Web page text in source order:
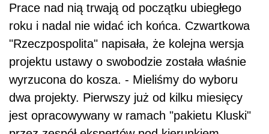
Prace nad nią trwają od początku ubiegłego
roku i nadal nie widać ich końca. Czwartkowa
"Rzeczpospolita" napisała, że kolejna wersja
projektu ustawy o swobodzie została właśnie
wyrzucona do kosza. - Mieliśmy do wyboru
dwa projekty. Pierwszy już od kilku miesięcy
jest opracowywany w ramach "pakietu Kluski"